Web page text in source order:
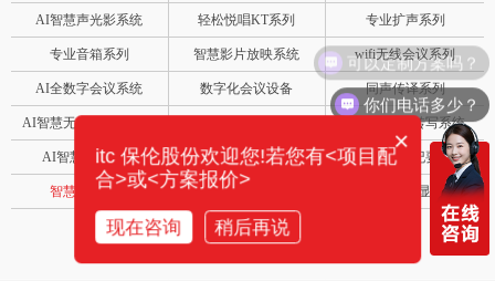
AI智慧声光影系统 轻松悦唱KT系列 专业扩声系列
专业音箱系列 智慧影片放映系统 wifi无线会议系列
AI全数字会议系统 数字化会议设备 同声传译系列
AI智慧无纸化会议系统 AI智慧语音转写系统
AI智慧录播系统 庭审录播 智能AI会议纪要系列
智慧党建系列 讯笛会议系列 小间距LED显示屏
可以定制方案吗？
你们电话多少？
×
itc 保伦股份欢迎您!若您有<项目配
合>或<方案报价>
现在咨询 稍后再说